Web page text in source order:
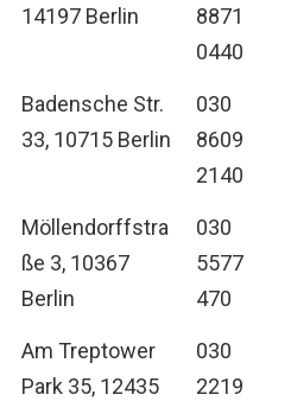
14197 Berlin
8871
0440
Badensche Str.
33, 10715 Berlin
030
8609
2140
Möllendorffstra
ße 3, 10367
Berlin
030
5577
470
Am Treptower
Park 35, 12435
030
2219